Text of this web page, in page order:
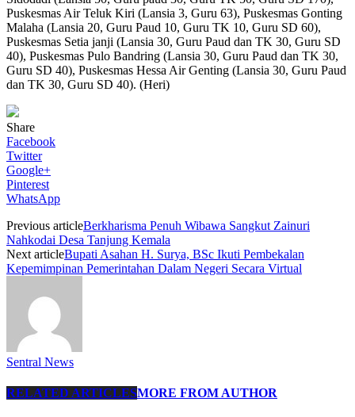
Puskesmas Air Teluk Kiri (Lansia 3, Guru 63), Puskesmas Gonting
Malaha (Lansia 20, Guru Paud 10, Guru TK 10, Guru SD 60),
Puskesmas Setia janji (Lansia 30, Guru Paud dan TK 30, Guru SD
40), Puskesmas Pulo Bandring (Lansia 30, Guru Paud dan TK 30,
Guru SD 40), Puskesmas Hessa Air Genting (Lansia 30, Guru Paud
dan TK 30, Guru SD 40). (Heri)
Share
Facebook
Twitter
Google+
Pinterest
WhatsApp
Previous articleBerkharisma Penuh Wibawa Sangkut Zainuri
Nahkodai Desa Tanjung Kemala
Next articleBupati Asahan H. Surya, BSc Ikuti Pembekalan
Kepemimpinan Pemerintahan Dalam Negeri Secara Virtual
Sentral News
RELATED ARTICLESMORE FROM AUTHOR